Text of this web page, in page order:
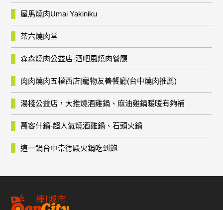
屋馬燒肉Umai Yakiniku
茶六燒肉堂
森森燒肉公益店-酒吧風燒肉餐廳
肉肉燒肉五權西店|寵物友善餐廳(台中燒肉推薦)
湯棧公益店，大推燒酒雞鍋、麻油雞鍋暖暖有夠補
萬客什鍋-超人氣燒酒雞鍋、石頭火鍋
這一鍋台中崇德殿火鍋吃到飽